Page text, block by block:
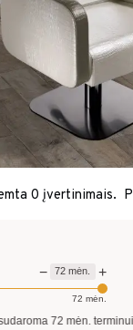
0 įvertinimais.
− 72 mėn. +
72 mėn.
terminui, metinė